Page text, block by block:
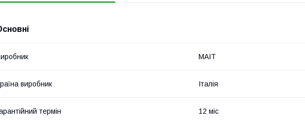
MAIT
виробник Італія
термін 12 міс